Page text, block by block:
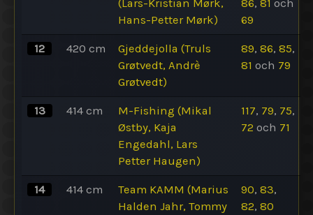
(Lars-Kristian Mørk,
Hans-Petter Mørk)
86, 81 och
69
12 420 cm
Gjeddejolla (Truls
Grøtvedt, Andrè
Grøtvedt)
89, 86, 85,
81 och 79
13 414 cm
M-Fishing (Mikal
Østby, Kaja
Engedahl, Lars
Petter Haugen)
117, 79, 75,
72 och 71
14 414 cm
Team KAMM (Marius
Halden Jahr, Tommy
90, 83,
82, 80